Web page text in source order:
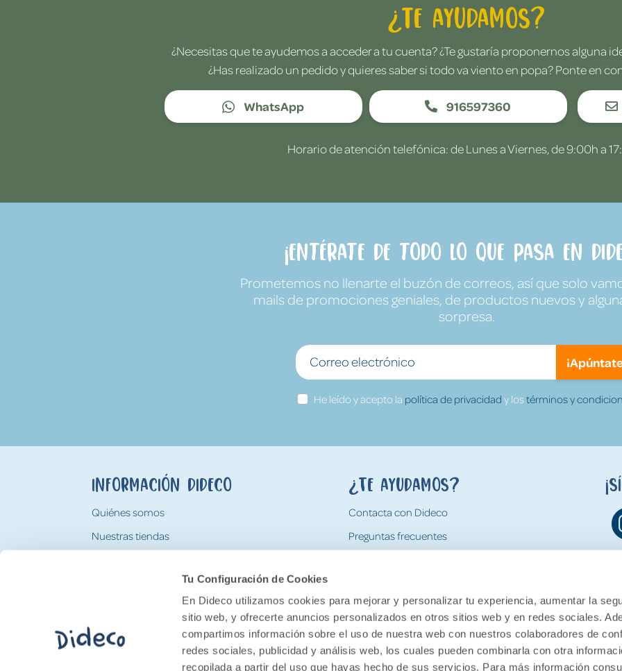
Tu Configuración de Cookies
En Dideco utilizamos cookies para mejorar y personalizar tu experiencia, aumentar la
sitio web, y ofrecerte anuncios personalizados en otros sitios web y en redes sociales.
compartimos información sobre el uso de nuestra web con nuestros colaboradores de
redes sociales, publicidad y análisis web, los cuales pueden combinarla con otra
recopilada a partir del uso que hayas hecho de sus servicios. Para más información
¿Te ayudamos?
¿Necesitas que te ayudemos a acceder a tu cuenta? ¿Te gustaría proponernos alguna
¿Has realizado un pedido y quieres saber si todo va viento en popa? Ponte en
WhatsApp 916597360
Horario de atención telefónica: de Lunes a Viernes, de 9:00h a
¡Entérate de todo lo que pasa en
Prometemos no llenarte el buzón de correos, así que solo
mails de promociones geniales, de productos nuevos y
sorpresa.
He leído y acepto la política de privacidad y lostérminos y
Información Dideco
Quiénes somos
Nuestras tiendas
Tarjeta Regalo Dideco
¿Te ayudamos?
Contacta con Dideco
Preguntas frecuentes
Devoluciones